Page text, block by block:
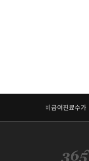
비급여진료수가